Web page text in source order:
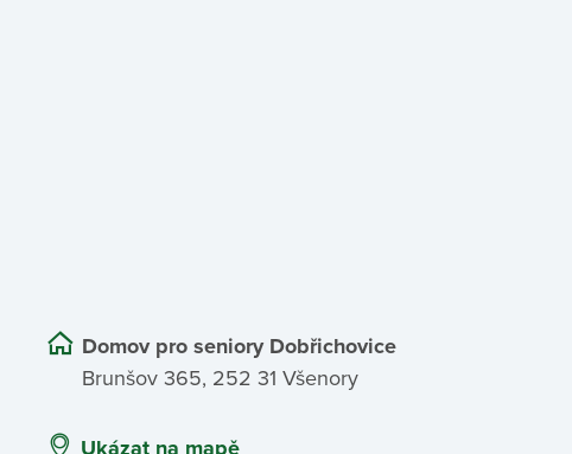
Domov pro seniory Dobřichovice
Brunšov 365, 252 31 Všenory
Ukázat na mapě